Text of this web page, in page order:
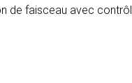
de faisceau avec